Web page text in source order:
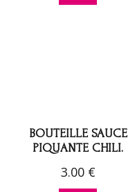
BOUTEILLE SAUCE
PIQUANTE CHILI.
3.00 €